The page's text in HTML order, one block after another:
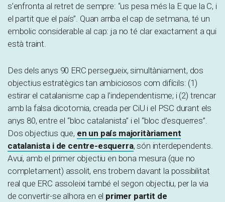
s’enfronta al retret de sempre: “us pesa més la E que la C, i
el partit que el país”. Quan arriba el cap de setmana, té un
embolic considerable al cap: ja no té clar exactament a qui
està traint.
Des dels anys 90 ERC persegueix, simultàniament, dos
objectius estratègics tan ambiciosos com difícils: (1)
estirar el catalanisme cap a l’independentisme; i (2) trencar
amb la falsa dicotomia, creada per CiU i el PSC durant els
anys 80, entre el “bloc catalanista” i el “bloc d’esquerres”.
Dos objectius que, en un país majoritàriament
catalanista i de centre-esquerra, són interdependents.
Avui, amb el primer objectiu en bona mesura (que no
completament) assolit, ens trobem davant la possibilitat
real que ERC assoleixi també el segon objectiu, per la via
de convertir-se alhora en el primer partit de